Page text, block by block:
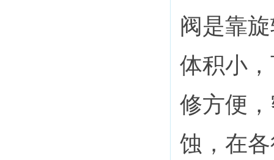
阀是靠
体积小
修方便
蚀，在